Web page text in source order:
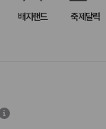
배지랜드 축제달력